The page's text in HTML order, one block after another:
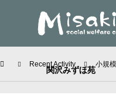
HOME 社会福
関沢みずほ苑
Recent Activity 小規